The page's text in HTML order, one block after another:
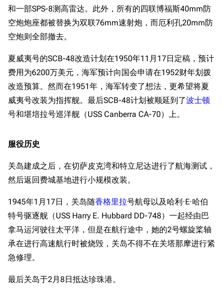
和一部SPS-8测高雷达。此外，所有的四联博福斯40mm防
空炮炮座都被替换为双联76mm速射炮，而厄利孔20mm防
空炮则全部撤去。
夏威夷号的SCB-48改造计划在1950年11月17日定稿，预计
费用为6200万美元，海军预计向国会申请在1952财年划拨
改造预算。然而在1951年，海军转变了想法，更希望将夏
威夷号改装为指挥舰。最后SCB-48计划被顺延到了波士顿
号和堪培拉号巡洋舰（USS Canberra CA-70）上。
服役历史
关岛建成之后，在切萨皮克湾和特立尼达进行了航海测试，
然后返回费城基地进行小规模改装。
1945年1月17日，关岛随香格里拉号航母以及哈利·E·哈伯
特号驱逐舰（USS Harry E. Hubbard DD-748）一起经由巴
拿马运河驶往太平洋，但是在航行途中，她的2号螺旋桨轴
承在进行高速航行时被烧毁，关岛不得不在关塔那摩进行紧
急修理。
最后关岛于2月8日抵达珍珠港。